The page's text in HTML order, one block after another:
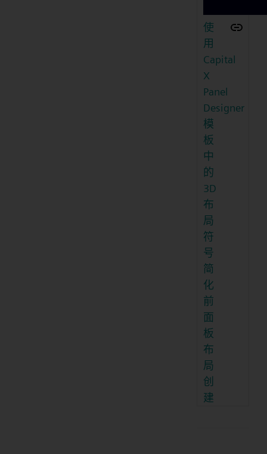
使
用
Capital
X
Panel
Designer
模
板
中
的
3D
布
局
符
号
简
化
前
面
板
布
局
创
建